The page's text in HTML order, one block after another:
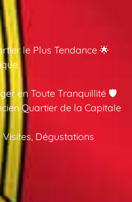
le Plus Tendance 🌟
en Toute Tranquillité 🛡️
Quartier de la Capitale
Dégustations